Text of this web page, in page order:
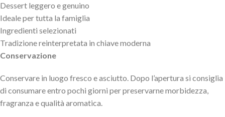
Dessert leggero e genuino
Ideale per tutta la famiglia
Ingredienti selezionati
Tradizione reinterpretata in chiave moderna
Conservazione
Conservare in luogo fresco e asciutto. Dopo l’apertura si consiglia
di consumare entro pochi giorni per preservarne morbidezza,
fragranza e qualità aromatica.